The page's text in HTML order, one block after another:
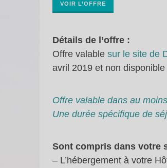
VOIR L’OFFRE
Détails de l’offre :
Offre valable sur le site de
avril 2019 et non
Offre valable dans au
Une durée spécifique de
Sont compris dans votre
– L’hébergement à votre